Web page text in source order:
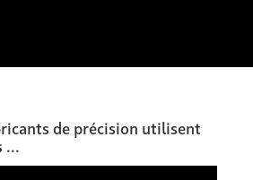
de précision utilisent
...